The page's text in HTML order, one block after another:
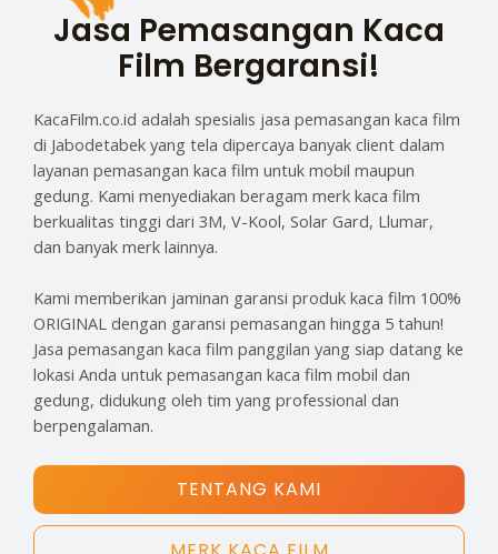
Jasa Pemasangan Kaca
Film Bergaransi!
KacaFilm.co.id adalah spesialis jasa pemasangan kaca film
di Jabodetabek yang tela dipercaya banyak client dalam
layanan pemasangan kaca film untuk mobil maupun
gedung. Kami menyediakan beragam merk kaca film
berkualitas tinggi dari 3M, V-Kool, Solar Gard, Llumar,
dan banyak merk lainnya.
Kami memberikan jaminan garansi produk kaca film 100%
ORIGINAL dengan garansi pemasangan hingga 5 tahun!
Jasa pemasangan kaca film panggilan yang siap datang ke
lokasi Anda untuk pemasangan kaca film mobil dan
gedung, didukung oleh tim yang professional dan
berpengalaman.
TENTANG KAMI